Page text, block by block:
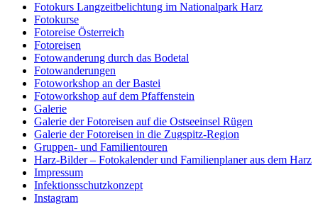
Fotokurs Langzeitbelichtung im Nationalpark Harz
Fotokurse
Fotoreise Österreich
Fotoreisen
Fotowanderung durch das Bodetal
Fotowanderungen
Fotoworkshop an der Bastei
Fotoworkshop auf dem Pfaffenstein
Galerie
Galerie der Fotoreisen auf die Ostseeinsel Rügen
Galerie der Fotoreisen in die Zugspitz-Region
Gruppen- und Familientouren
Harz-Bilder – Fotokalender und Familienplaner aus dem Harz
Impressum
Infektionsschutzkonzept
Instagram